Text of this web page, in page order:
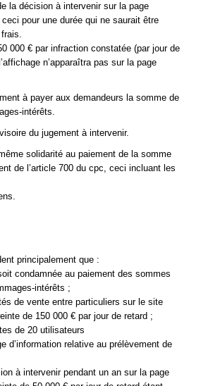
la décision à intervenir sur la page
pour une durée qui ne saurait être
000 € par infraction constatée (par jour de
n’apparaîtra pas sur la page
à payer aux demandeurs la somme de
intérêts.
du jugement à intervenir.
solidarité au paiement de la somme
de l’article 700 du cpc, ceci incluant les
principalement que :
condamnée au paiement des sommes
intérêts ;
de vente entre particuliers sur le site
de 150 000 € par jour de retard ;
de 20 utilisateurs
d’information relative au prélèvement de
à intervenir pendant un an sur la page